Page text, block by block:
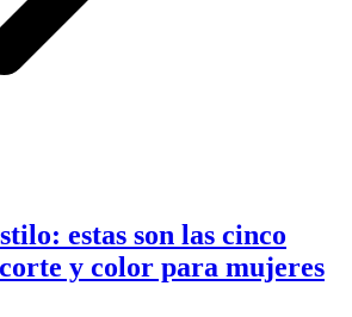
estas son las cinco
y color para mujeres